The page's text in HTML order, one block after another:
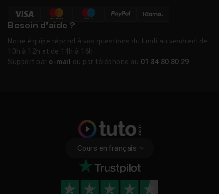
Besoin d’aide ?
Notre équipe répond à vos questions du lundi au vendredi de
10h à 12h et de 14h à 16h.
Support par e-mail ou par téléphone au 01 84 80 80 29
Cours en français